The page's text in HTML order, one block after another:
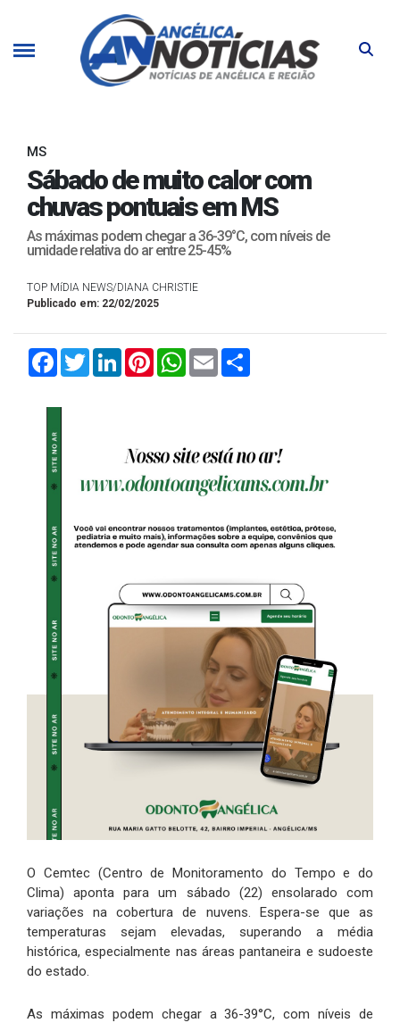
MS
Sábado de muito calor com
chuvas pontuais em MS
As máximas podem chegar a 36-39°C, com níveis de
umidade relativa do ar entre 25-45%
TOP MíDIA NEWS/DIANA CHRISTIE
Publicado em: 22/02/2025
FacebookTwitterLinkedInPinterestWhatsApp
Email
O Cemtec (Centro de Monitoramento do Tempo e do
Clima) aponta para um sábado (22) ensolarado com
variações na cobertura de nuvens. Espera-se que as
temperaturas sejam elevadas, superando a média
histórica, especialmente nas áreas pantaneira e sudoeste
do estado.
As máximas podem chegar a 36-39°C, com níveis de